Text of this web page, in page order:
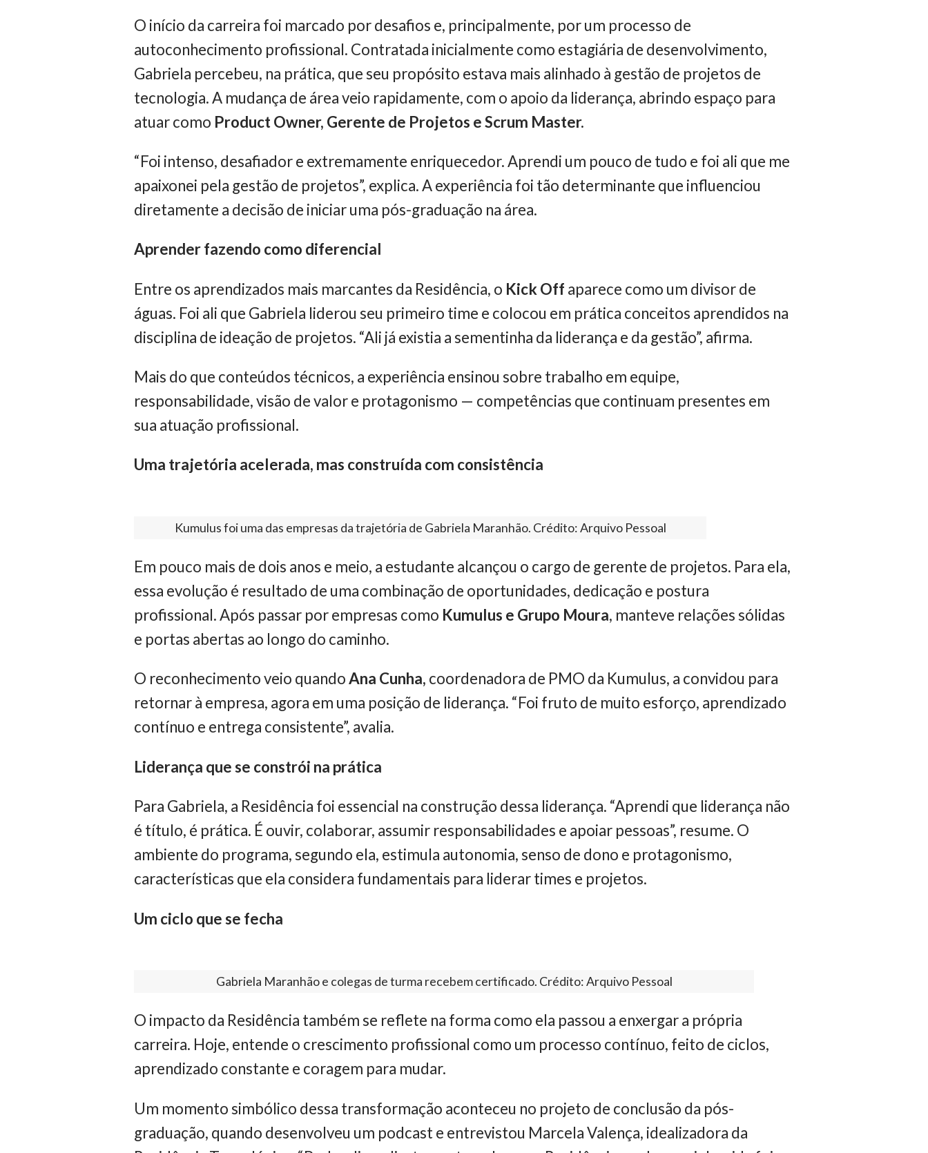
O início da carreira foi marcado por desafios e, principalmente, por um processo de
autoconhecimento profissional. Contratada inicialmente como estagiária de desenvolvimento,
Gabriela percebeu, na prática, que seu propósito estava mais alinhado à gestão de projetos de
tecnologia. A mudança de área veio rapidamente, com o apoio da liderança, abrindo espaço para
atuar como Product Owner, Gerente de Projetos e Scrum Master.
“Foi intenso, desafiador e extremamente enriquecedor. Aprendi um pouco de tudo e foi ali que me
apaixonei pela gestão de projetos”, explica. A experiência foi tão determinante que influenciou
diretamente a decisão de iniciar uma pós-graduação na área.
Aprender fazendo como diferencial
Entre os aprendizados mais marcantes da Residência, o Kick Off aparece como um divisor de
águas. Foi ali que Gabriela liderou seu primeiro time e colocou em prática conceitos aprendidos na
disciplina de ideação de projetos. “Ali já existia a sementinha da liderança e da gestão”, afirma.
Mais do que conteúdos técnicos, a experiência ensinou sobre trabalho em equipe,
responsabilidade, visão de valor e protagonismo — competências que continuam presentes em
sua atuação profissional.
Uma trajetória acelerada, mas construída com consistência
Kumulus foi uma das empresas da trajetória de Gabriela Maranhão. Crédito: Arquivo Pessoal
Em pouco mais de dois anos e meio, a estudante alcançou o cargo de gerente de projetos. Para ela,
essa evolução é resultado de uma combinação de oportunidades, dedicação e postura
profissional. Após passar por empresas como Kumulus e Grupo Moura, manteve relações sólidas
e portas abertas ao longo do caminho.
O reconhecimento veio quandoAna Cunha, coordenadora de PMO da Kumulus, a convidou para
retornar à empresa, agora em uma posição de liderança. “Foi fruto de muito esforço, aprendizado
contínuo e entrega consistente”, avalia.
Liderança que se constrói na prática
Para Gabriela, a Residência foi essencial na construção dessa liderança. “Aprendi que liderança não
é título, é prática. É ouvir, colaborar, assumir responsabilidades e apoiar pessoas”, resume. O
ambiente do programa, segundo ela, estimula autonomia, senso de dono e protagonismo,
características que ela considera fundamentais para liderar times e projetos.
Um ciclo que se fecha
Gabriela Maranhão e colegas de turma recebem certificado. Crédito: Arquivo Pessoal
O impacto da Residência também se reflete na forma como ela passou a enxergar a própria
carreira. Hoje, entende o crescimento profissional como um processo contínuo, feito de ciclos,
aprendizado constante e coragem para mudar.
Um momento simbólico dessa transformação aconteceu no projeto de conclusão da pós-
graduação, quando desenvolveu um podcast e entrevistou Marcela Valença, idealizadora da